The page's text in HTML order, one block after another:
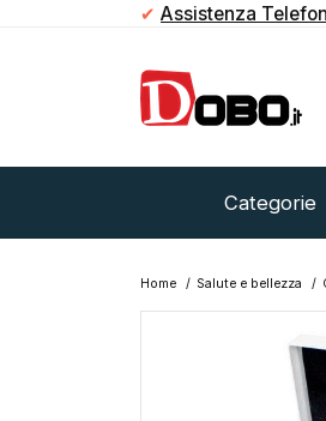
✔ Assistenza
Categorie
Home Salute e bellezza